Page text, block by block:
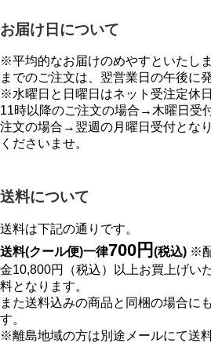
お届け日について
※平均的なお届けのめやすといたし
までのご注文は、翌営業日の午後に
※水曜日と日曜日はネット受注定休
11時以降のご注文の場合→木曜日受
注文の場合→翌週の月曜日受付とな
くださいませ。
送料について
送料は下記の通りです。
送料(クール便)一律700円 (税込) ※
金10,800円（税込）以上お買上げい
料となります。
また送料込みの商品と同梱の場合に
す。
※離島地域の方は別途メールにて送